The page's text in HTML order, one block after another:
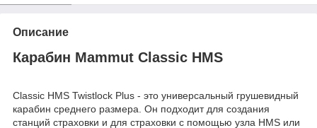
Описание
Карабин Mammut Classic HMS
Classic HMS Twistlock Plus - это универсальный грушевидный
карабин среднего размера. Он подходит для создания
станций страховки и для страховки с помощью узла HMS или